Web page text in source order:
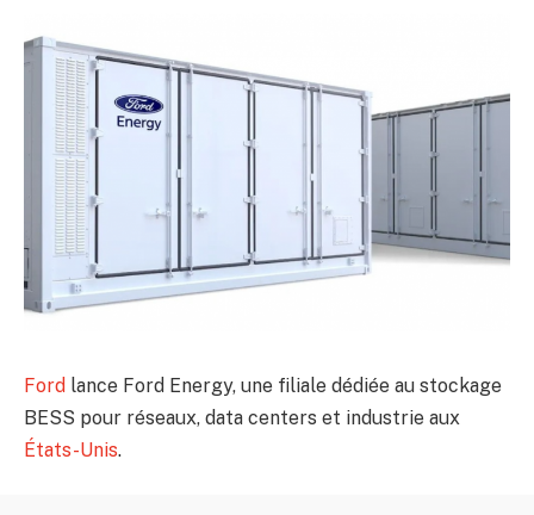
Ford lance Ford Energy, une filiale dédiée au stockage
BESS pour réseaux, data centers et industrie aux
États-Unis.